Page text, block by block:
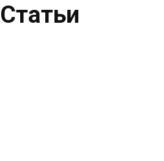
Статьи